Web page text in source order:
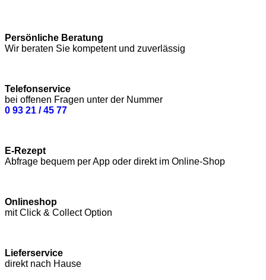
Persönliche Beratung
Wir beraten Sie kompetent und zuverlässig
Telefonservice
bei offenen Fragen unter der Nummer
0 93 21 / 45 77
E-Rezept
Abfrage bequem per App oder direkt im Online-Shop
Onlineshop
mit Click & Collect Option
Lieferservice
direkt nach Hause